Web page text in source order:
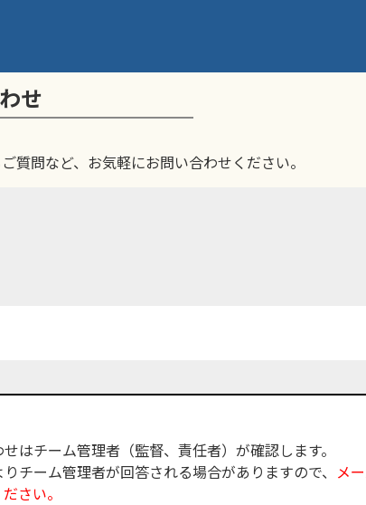
せ
質問など、お気軽にお問い合わせください。
はチーム管理者（監督、責任者）が確認します。
チーム管理者が回答される場合がありますので、 メ
さい。